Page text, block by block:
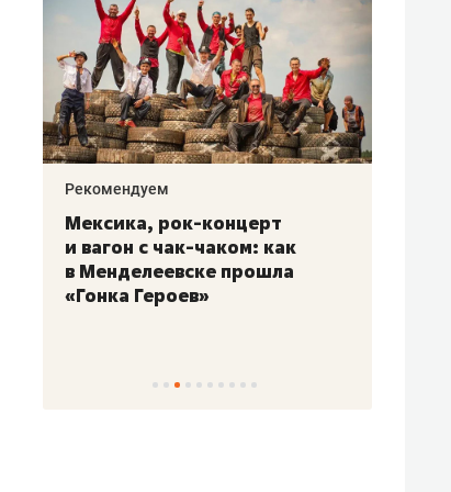
Рекомендуем
Мексика, рок-концерт
и вагон с чак-чаком: как
в Менделеевске прошла
«Гонка Героев»